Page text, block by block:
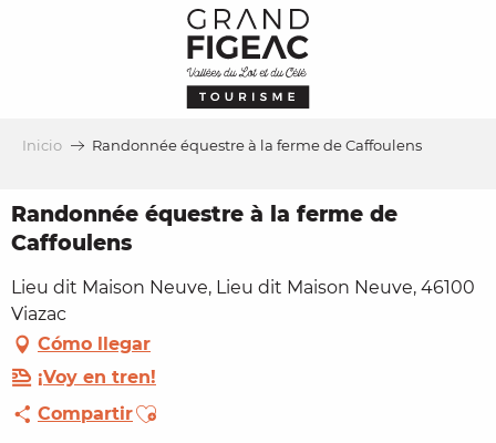
Inicio Randonnée équestre à la ferme de Caffoulens
Randonnée équestre à la ferme de
Caffoulens
Lieu dit Maison Neuve, Lieu dit Maison Neuve, 46100
Viazac
Cómo llegar
¡Voy en tren!
CompartirAjouter aux favoris